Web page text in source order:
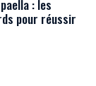
: les
pour réussir